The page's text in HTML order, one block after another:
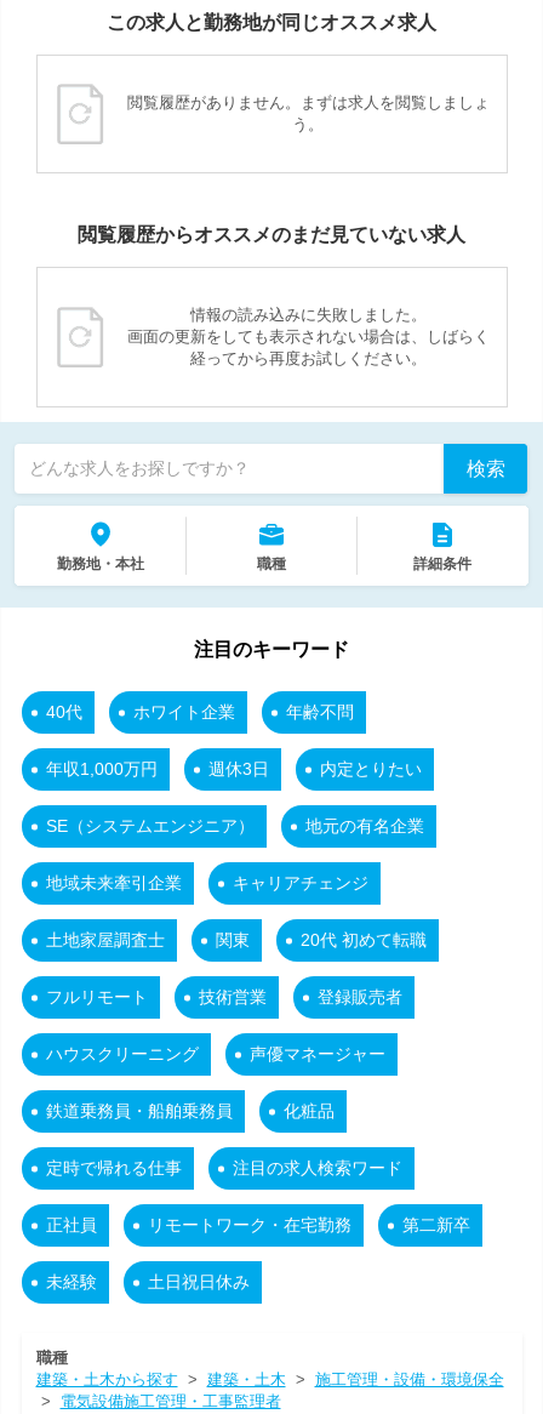
この求人と勤務地が同じオススメ求人
閲覧履歴がありません。まずは求人を閲覧しましょ
う。
閲覧履歴からオススメのまだ見ていない求人
情報の読み込みに失敗しました。
画面の更新をしても表示されない場合は、しばらく
経ってから再度お試しください。
どんな求人をお探しですか？ 検索
勤務地・本社 職種 詳細条件
注目のキーワード
40代 ホワイト企業 年齢不問
年収1,000万円 週休3日 内定とりたい
SE（システムエンジニア） 地元の有名企業
地域未来牽引企業 キャリアチェンジ
土地家屋調査士 関東 20代 初めて転職
フルリモート 技術営業 登録販売者
ハウスクリーニング 声優マネージャー
鉄道乗務員・船舶乗務員 化粧品
定時で帰れる仕事 注目の求人検索ワード
正社員 リモートワーク・在宅勤務 第二新卒
未経験 土日祝日休み
職種
建築・土木から探す > 建築・土木 > 施工管理・設備・環境保全
> 電気設備施工管理・工事監理者